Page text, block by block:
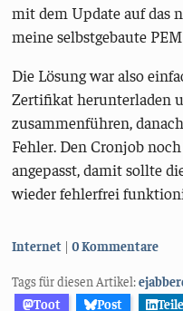
mit dem Update auf das
meine selbstgebaute
Die Lösung war also
Zertifikat herunterladen
zusammenführen,
Fehler. Den Cronjob
angepasst, damit sollte
wieder fehlerfrei
Kategorien:
Internet 0 Kommentare
Tags für diesen Artikel:
Toot
Post